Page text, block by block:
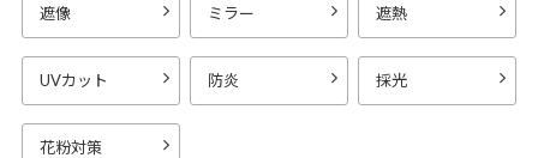
遮像 ミラー 遮熱
UVカット 防炎 採光
花粉対策